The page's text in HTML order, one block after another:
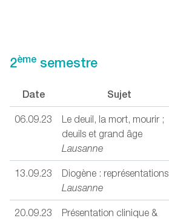
2ème semestre
Date Sujet
06.09.23
Le deuil, la mort, mourir ;
deuils et grand âge
Lausanne
13.09.23
Diogène : représentations
Lausanne
20.09.23
Présentation clinique &